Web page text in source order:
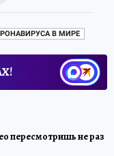
В МИРЕ
пересмотришь не раз